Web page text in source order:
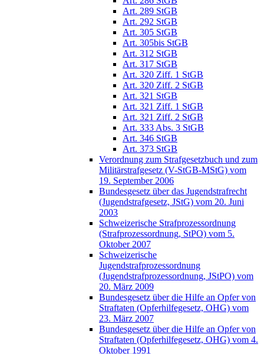
Art. 289 StGB
Art. 292 StGB
Art. 305 StGB
Art. 305bis StGB
Art. 312 StGB
Art. 317 StGB
Art. 320 Ziff. 1 StGB
Art. 320 Ziff. 2 StGB
Art. 321 StGB
Art. 321 Ziff. 1 StGB
Art. 321 Ziff. 2 StGB
Art. 333 Abs. 3 StGB
Art. 346 StGB
Art. 373 StGB
Verordnung zum Strafgesetzbuch und zum
Militärstrafgesetz (V-StGB-MStG) vom
19. September 2006
Bundesgesetz über das Jugendstrafrecht
(Jugendstrafgesetz, JStG) vom 20. Juni
2003
Schweizerische Strafprozessordnung
(Strafprozessordnung, StPO) vom 5.
Oktober 2007
Schweizerische
Jugendstrafprozessordnung
(Jugendstrafprozessordnung, JStPO) vom
20. März 2009
Bundesgesetz über die Hilfe an Opfer von
Straftaten (Opferhilfegesetz, OHG) vom
23. März 2007
Bundesgesetz über die Hilfe an Opfer von
Straftaten (Opferhilfegesetz, OHG) vom 4.
Oktober 1991